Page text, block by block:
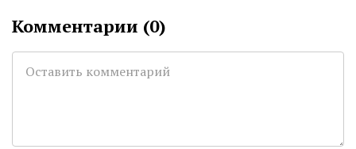
Комментарии (0)